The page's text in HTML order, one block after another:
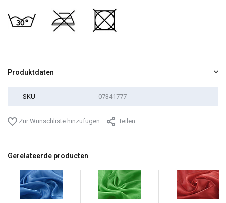
Produktdaten
SKU 07341777
Zur Wunschliste hinzufügen Teilen
Gerelateerde producten